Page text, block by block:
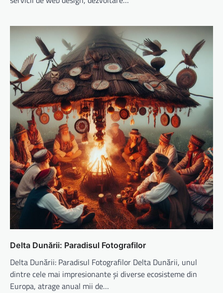
Delta Dunării: Paradisul Fotografilor
Delta Dunării: Paradisul Fotografilor Delta Dunării, unul
dintre cele mai impresionante și diverse ecosisteme din
Europa, atrage anual mii de…